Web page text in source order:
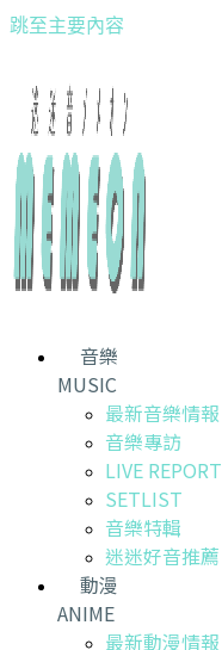
跳至主要內容
音樂
MUSIC
最新音樂情報
音樂專訪
LIVE REPORT
SETLIST
音樂特輯
迷迷好音推薦
動漫
ANIME
最新動漫情報